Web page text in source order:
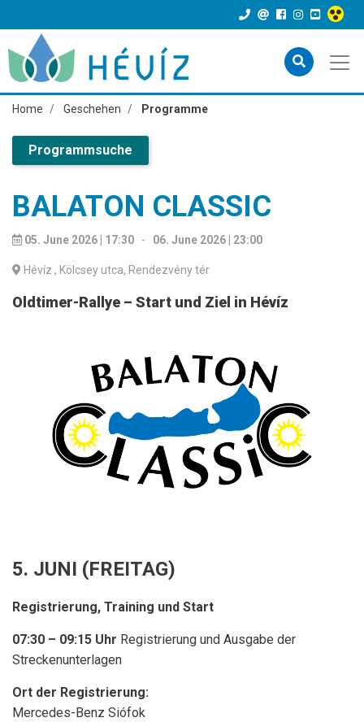
Home Geschehen Programme
Programmsuche
BALATON CLASSIC
05. June 2026 | 17:30 - 06. June 2026 | 23:00
Hévíz , Kölcsey utca, Rendezvény tér
Oldtimer-Rallye – Start und Ziel in Hévíz
5. JUNI (FREITAG)
Registrierung, Training und Start
07:30 – 09:15 Uhr Registrierung und Ausgabe der
Streckenunterlagen
Ort der Registrierung:
Mercedes-Benz Siófok